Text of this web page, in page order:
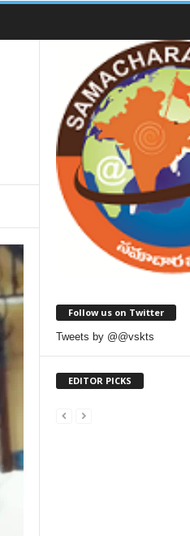
Follow us on Twitter
Tweets by @@vskts
EDITOR PICKS